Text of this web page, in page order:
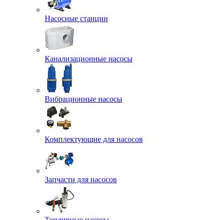
Насосные станции
Канализационные насосы
Вибрационные насосы
Комплектующие для насосов
Запчасти для насосов